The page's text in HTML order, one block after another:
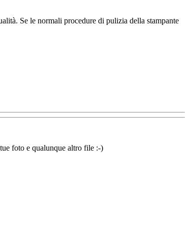
Se le normali procedure di pulizia della stampante
foto e qualunque altro file :-)